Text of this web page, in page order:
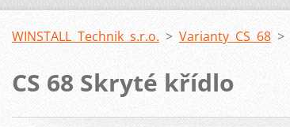
WINSTALL Technik s.r.o. > Varianty CS 68 >
CS 68 Skryté křídlo